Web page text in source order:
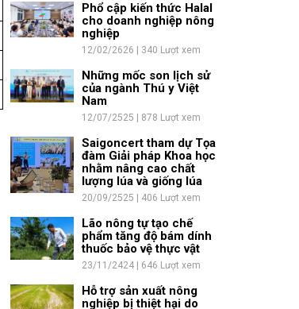
Phổ cập kiến thức Halal
cho doanh nghiệp nông
nghiệp
12/02/2626 | 340 Lượt xem
Những mốc son lịch sử
của ngành Thú y Việt
Nam
12/07/2525 | 878 Lượt xem
Saigoncert tham dự Tọa
đàm Giải pháp Khoa học
nhằm nâng cao chất
lượng lúa và giống lúa
20/09/2525 | 406 Lượt xem
Lão nông tự tạo chế
phẩm tăng độ bám dính
thuốc bảo vệ thực vật
23/11/2424 | 646 Lượt xem
Hỗ trợ sản xuất nông
nghiệp bị thiệt hại do